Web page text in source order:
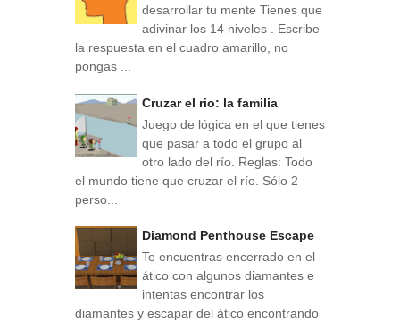
desarrollar tu mente Tienes que
adivinar los 14 niveles . Escribe
la respuesta en el cuadro amarillo, no
pongas ...
Cruzar el rio: la familia
Juego de lógica en el que tienes
que pasar a todo el grupo al
otro lado del río. Reglas: Todo
el mundo tiene que cruzar el río. Sólo 2
perso...
Diamond Penthouse Escape
Te encuentras encerrado en el
ático con algunos diamantes e
intentas encontrar los
diamantes y escapar del ático encontrando